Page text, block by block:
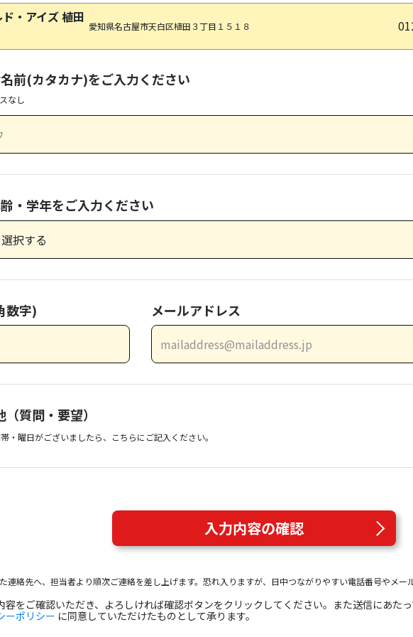
・アイズ 植田
愛知県名古屋市天白区植田３丁目１５１８
前(カタカナ)をご入力ください
なし
・学年をご入力ください
数字) メールアドレス
（質問・要望）
・曜日がございましたら、こちらにご記入ください。
入力内容の確認
連絡先へ、担当者より順次ご連絡を差し上げます。恐れ入りますが、日中つながりやすい電話番号やメー
容をご確認いただき、よろしければ確認ボタンをクリックしてください。また送信にあた
ーポリシー に同意していただけたものとして承ります。